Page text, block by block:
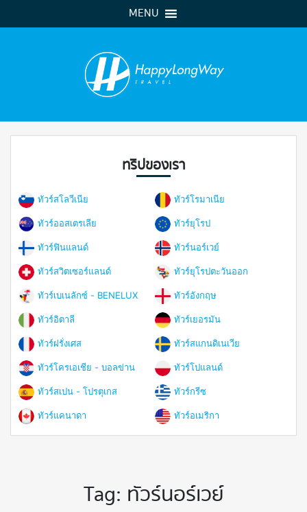
MENU
ทริปของเรา
ทัวร์สโลวีเนีย ทัวร์โรมาเนีย
ทัวร์ออสเตรเลีย ทัวร์ยุโรป
ทัวร์ฟินแลนด์ ทัวร์นอร์เวย์
ทัวร์สวิตเซอร์แลนด์ ทัวร์ยุโรปตะวันออก
ทัวร์เบเนลักซ์ - BENELUX ทัวร์อังกฤษ
ทัวร์อิตาลี ทัวร์เยอรมัน
ทัวร์ฝรั่งเศส ทัวร์สแกนดิเนเวีย
ทัวร์โครเอเชีย - บอลข่าน ทัวร์โปแลนด์
ทัวร์สเปน - โปรตุเกส ทัวร์กรีซ
ทัวร์แคนาดา ทัวร์อเมริกา
Tag: ทัวร์นอร์เวย์